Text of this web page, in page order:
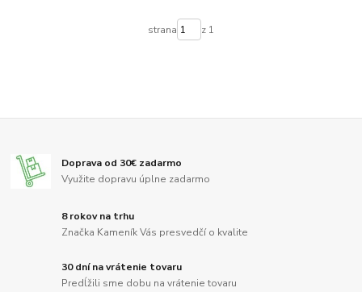
strana z 1
Doprava od 30€ zadarmo
Využite dopravu úplne zadarmo
8 rokov na trhu
Značka Kameník Vás presvedčí o kvalite
30 dní na vrátenie tovaru
Predĺžili sme dobu na vrátenie tovaru